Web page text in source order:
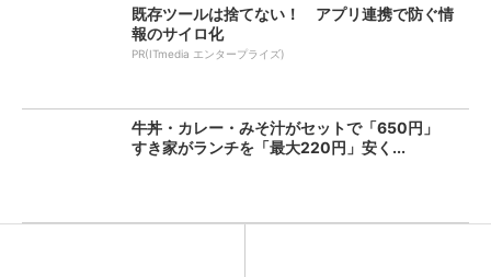
既存ツールは捨てない！ アプリ連携で防ぐ情
報のサイロ化
PR(ITmedia エンタープライズ)
牛丼・カレー・みそ汁がセットで「650円」
すき家がランチを「最大220円」安く...